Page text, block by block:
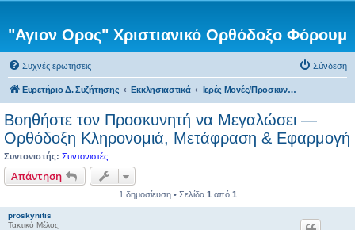
"Αγιον Ορος" Χριστιανικό Ορθόδοξο Φόρουμ
Συχνές ερωτήσεις Σύνδεση
Ευρετήριο Δ. Συζήτησης Εκκλησιαστικά Ιερές Μονές/Προσκυνήματα εκτός του Αγίου Όρους
Βοηθήστε τον Προσκυνητή να Μεγαλώσει —
Ορθόδοξη Κληρονομιά, Μετάφραση & Εφαρμογή
Συντονιστής: Συντονιστές
Απάντηση
1 δημοσίευση • Σελίδα 1 από 1
proskynitis
Τακτικό Μέλος